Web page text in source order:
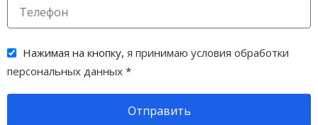
Нажимая на кнопку, я принимаю условия обработки
персональных данных *
Отправить